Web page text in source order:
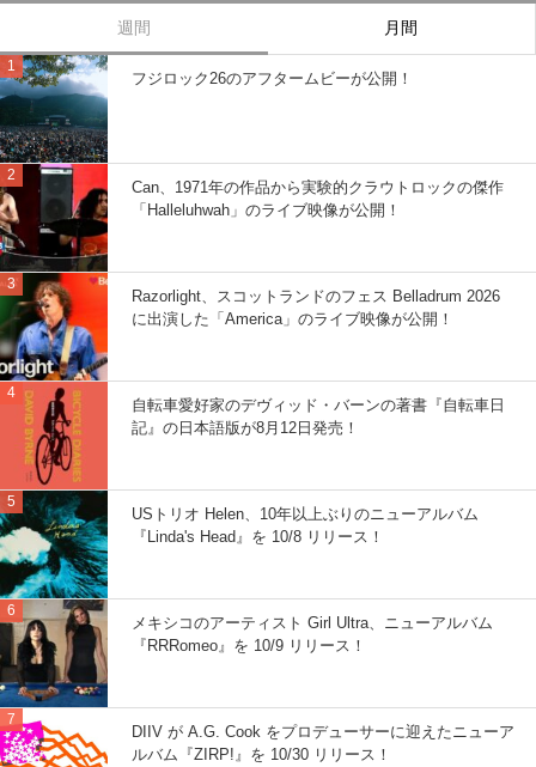
週間 月間
フジロック26のアフタームビーが公開！
Can、1971年の作品から実験的クラウトロックの傑作
「Halleluhwah」のライブ映像が公開！
Razorlight、スコットランドのフェス Belladrum 2026
に出演した「America」のライブ映像が公開！
自転車愛好家のデヴィッド・バーンの著書『自転車日
記』の日本語版が8月12日発売！
USトリオ Helen、10年以上ぶりのニューアルバム
『Linda's Head』を 10/8 リリース！
メキシコのアーティスト Girl Ultra、ニューアルバム
『RRRomeo』を 10/9 リリース！
DIIV が A.G. Cook をプロデューサーに迎えたニューア
ルバム『ZIRP!』を 10/30 リリース！